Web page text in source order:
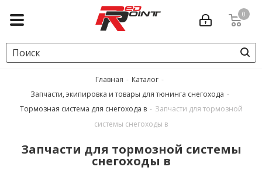
0
Главная - Каталог -
Запчасти, экипировка и товары для тюнинга снегохода -
Тормозная система для снегохода в - Запчасти для тормозной
системы снегоходы в
Запчасти для тормозной системы
снегоходы в